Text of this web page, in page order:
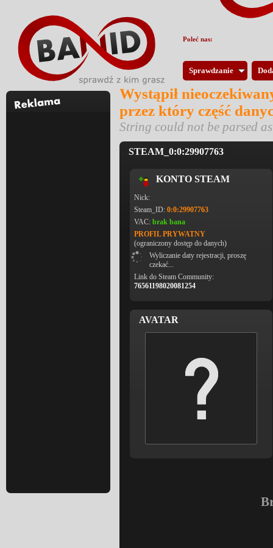
Sprawdzanie
Wystąpił
przez który część
String could not be parsed
STEAM_0:0:29907763
KONTO STEAM
Nick:
Steam_ID: 0:0:29907763
VAC: brak bana
PROFIL PRYWATNY
(ograniczony dostęp do danych)
Wyliczanie daty rejestracji, proszę
czekać...
Link do Steam Community:
76561198020081254
AVATAR
Poleć nas: